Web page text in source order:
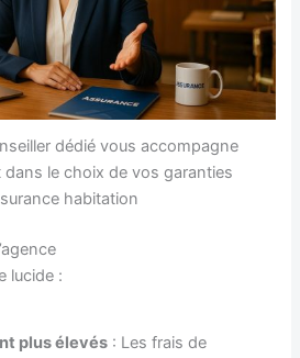
dédié vous accompagne
le choix de vos garanties
habitation
lucide :
plus élevés : Les frais de